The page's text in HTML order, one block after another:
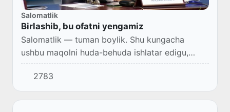
Salomatlik
Birlashib, bu ofatni yengamiz
Salomatlik — tuman boylik. Shu kungacha
ushbu maqolni huda-behuda ishlatar edigu,
magʻzini doim ham chaqmasdik.
2783